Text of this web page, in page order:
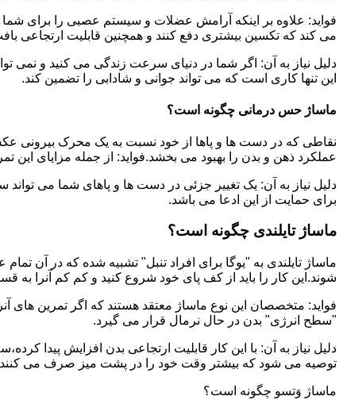
فواید: علاوه بر اینکه آرامش عضلات و سیستم عصبی را برای شما
می کند که تکسین بیشتری دفع کنند و همچنین قابلیت ارتجاعی
دلیل نیاز به آن: اگر شما در دنیای سرعت زندگی می کنید و نمی
این تنها کاری است که می تواند جوانی و شادابی را تضمین کند.
ماساژ حس درمانی چگونه است؟
نقاطی که در دست ها و پاها از خود نسبت به یک محرک بیرونی
عملکرد ذهن و بدن را بهبود می بخشد.فواید: از جمله مزایای
دلیل نیاز به آن: یک تغییر جزئی در دست ها و پاهای شما می
برای حمایت از این ادعا می باشد.
ماساژ تایلندی چگونه است؟
ماساژ تایلندی به "یوگا برای افراد تنبل" تشبیه شده که در آن
شوند.این کار را باید از کف پای خود شروع کنید و کم کم آنرا به
فواید: متخصصان این نوع ماساژ معتقد هستند که اگر تمرین های
"سطح انرژی" بدن در حال نرمال قرار می گیرد.
دلیل نیاز به آن: با این کار قابلیت ارتجاعی بدن افزایش پیدا
توصیه می شود که بیشتر وقت خود را در پشت میز صرف می
ماساژ وَتسو چگونه است؟